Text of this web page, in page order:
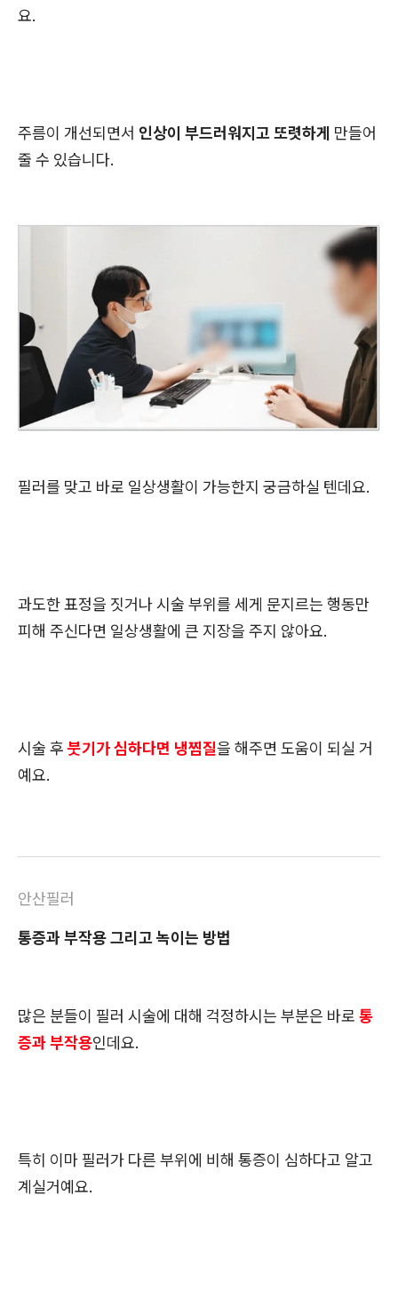
요.
주름이 개선되면서 인상이 부드러워지고 또렷하게 만들어
줄 수 있습니다.
필러를 맞고 바로 일상생활이 가능한지 궁금하실 텐데요.
과도한 표정을 짓거나 시술 부위를 세게 문지르는 행동만
피해 주신다면 일상생활에 큰 지장을 주지 않아요.
시술 후붓기가 심하다면 냉찜질을 해주면 도움이 되실 거
예요.
안산필러
통증과 부작용 그리고 녹이는 방법
많은 분들이 필러 시술에 대해 걱정하시는 부분은 바로 통
증과 부작용인데요.
특히 이마 필러가 다른 부위에 비해 통증이 심하다고 알고
계실거예요.